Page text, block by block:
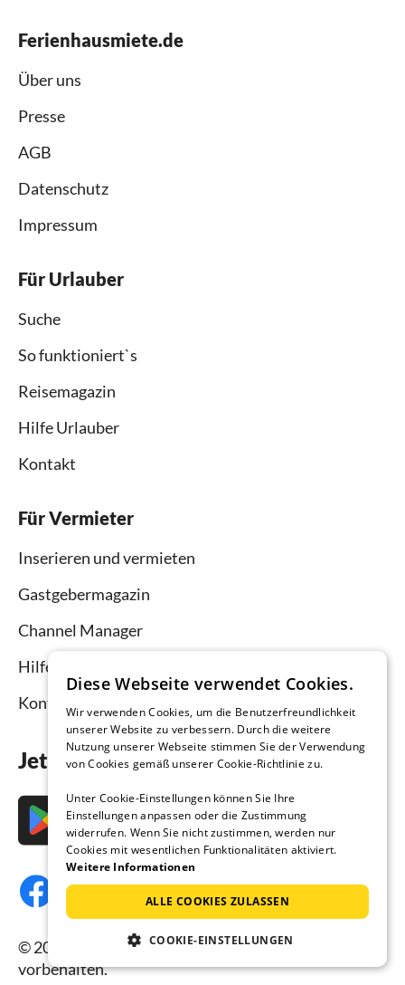
Ferienhausmiete.de
Über uns
Presse
AGB
Datenschutz
Impressum
Für Urlauber
Suche
So funktioniert`s
Reisemagazin
Hilfe Urlauber
Kontakt
Für Vermieter
Inserieren und vermieten
Gastgebermagazin
Channel Manager
Hilfe Vermieter
Kontakt
Jetzt die App downloaden
© 2026 Ferienhausmiete.de, alle Rechte
vorbehalten.
Diese Webseite verwendet Cookies.
Wir verwenden Cookies, um die Benutzerfreundlichkeit
unserer Website zu verbessern. Durch die weitere
Nutzung unserer Webseite stimmen Sie der Verwendung
von Cookies gemäß unserer Cookie-Richtlinie zu.
Unter Cookie-Einstellungen können Sie Ihre
Einstellungen anpassen oder die Zustimmung
widerrufen. Wenn Sie nicht zustimmen, werden nur
Cookies mit wesentlichen Funktionalitäten aktiviert.
Weitere Informationen
ALLE COOKIES ZULASSEN
COOKIE-EINSTELLUNGEN